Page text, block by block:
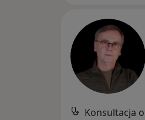
Konsultacja